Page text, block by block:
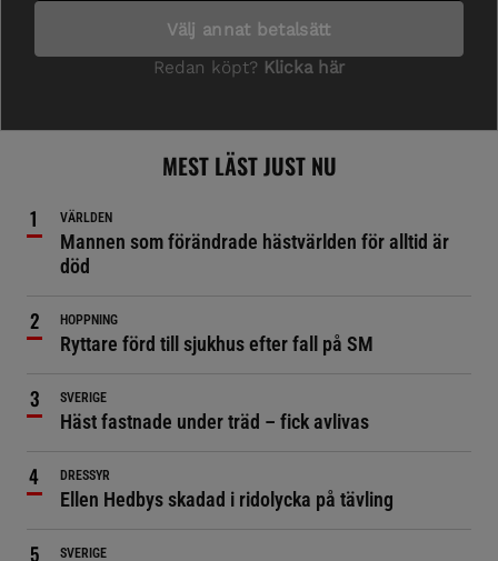
MEST LÄST JUST NU
VÄRLDEN
Mannen som förändrade hästvärlden för alltid är
död
HOPPNING
Ryttare förd till sjukhus efter fall på SM
SVERIGE
Häst fastnade under träd – fick avlivas
DRESSYR
Ellen Hedbys skadad i ridolycka på tävling
SVERIGE